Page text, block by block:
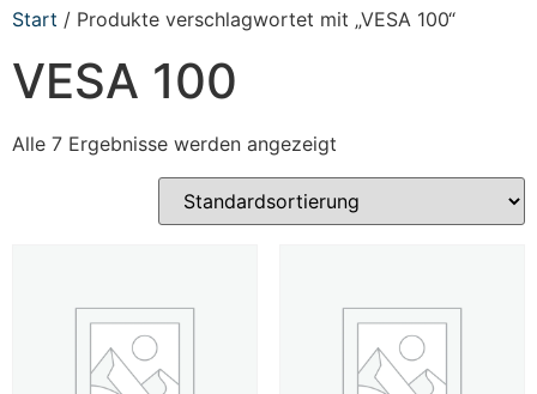
Start / Produkte verschlagwortet mit „VESA 100“
VESA 100
Alle 7 Ergebnisse werden angezeigt